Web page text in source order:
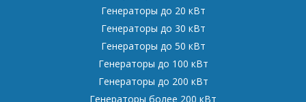
Генераторы до 20 кВт
Генераторы до 30 кВт
Генераторы до 50 кВт
Генераторы до 100 кВт
Генераторы до 200 кВт
Генераторы более 200 кВт